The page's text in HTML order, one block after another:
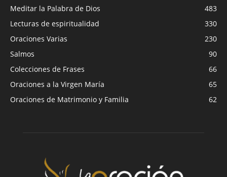
Meditar la Palabra de Dios
483
Lecturas de espiritualidad
330
Oraciones Varias
230
Salmos
90
Colecciones de Frases
66
Oraciones a la Virgen María
65
Oraciones de Matrimonio y Familia
62